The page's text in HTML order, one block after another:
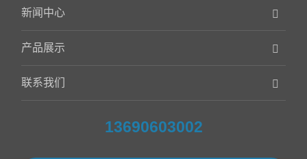
新闻中心
产品展示
联系我们
13690603002